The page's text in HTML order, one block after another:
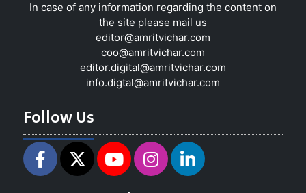
In case of any information regarding the content on
the site please mail us
editor@amritvichar.com
coo@amritvichar.com
editor.digital@amritvichar.com
info.digtal@amritvichar.com
Follow Us